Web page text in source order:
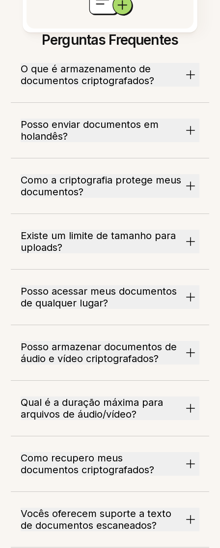
Perguntas Frequentes
O que é armazenamento de
documentos criptografados?
Posso enviar documentos em
holandês?
Como a criptografia protege meus
documentos?
Existe um limite de tamanho para
uploads?
Posso acessar meus documentos
de qualquer lugar?
Posso armazenar documentos de
áudio e vídeo criptografados?
Qual é a duração máxima para
arquivos de áudio/vídeo?
Como recupero meus
documentos criptografados?
Vocês oferecem suporte a texto
de documentos escaneados?